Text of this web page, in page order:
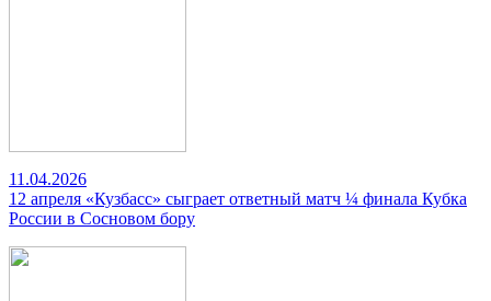
11.04.2026
12 апреля «Кузбасс» сыграет ответный матч ¼ финала Кубка
России в Сосновом бору